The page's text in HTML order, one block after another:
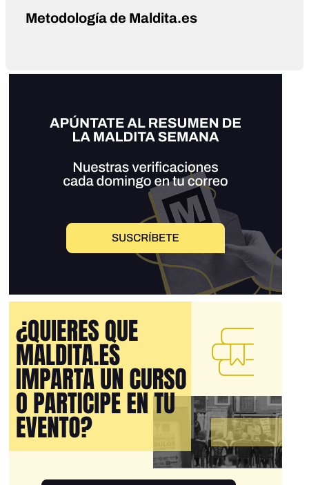
Metodología de Maldita.es